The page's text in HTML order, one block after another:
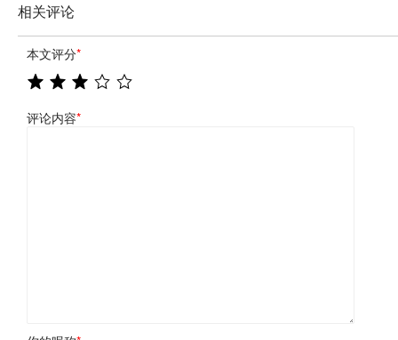
相关评论
本文评分*
评论内容*